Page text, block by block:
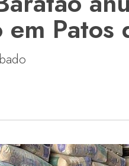
Patos